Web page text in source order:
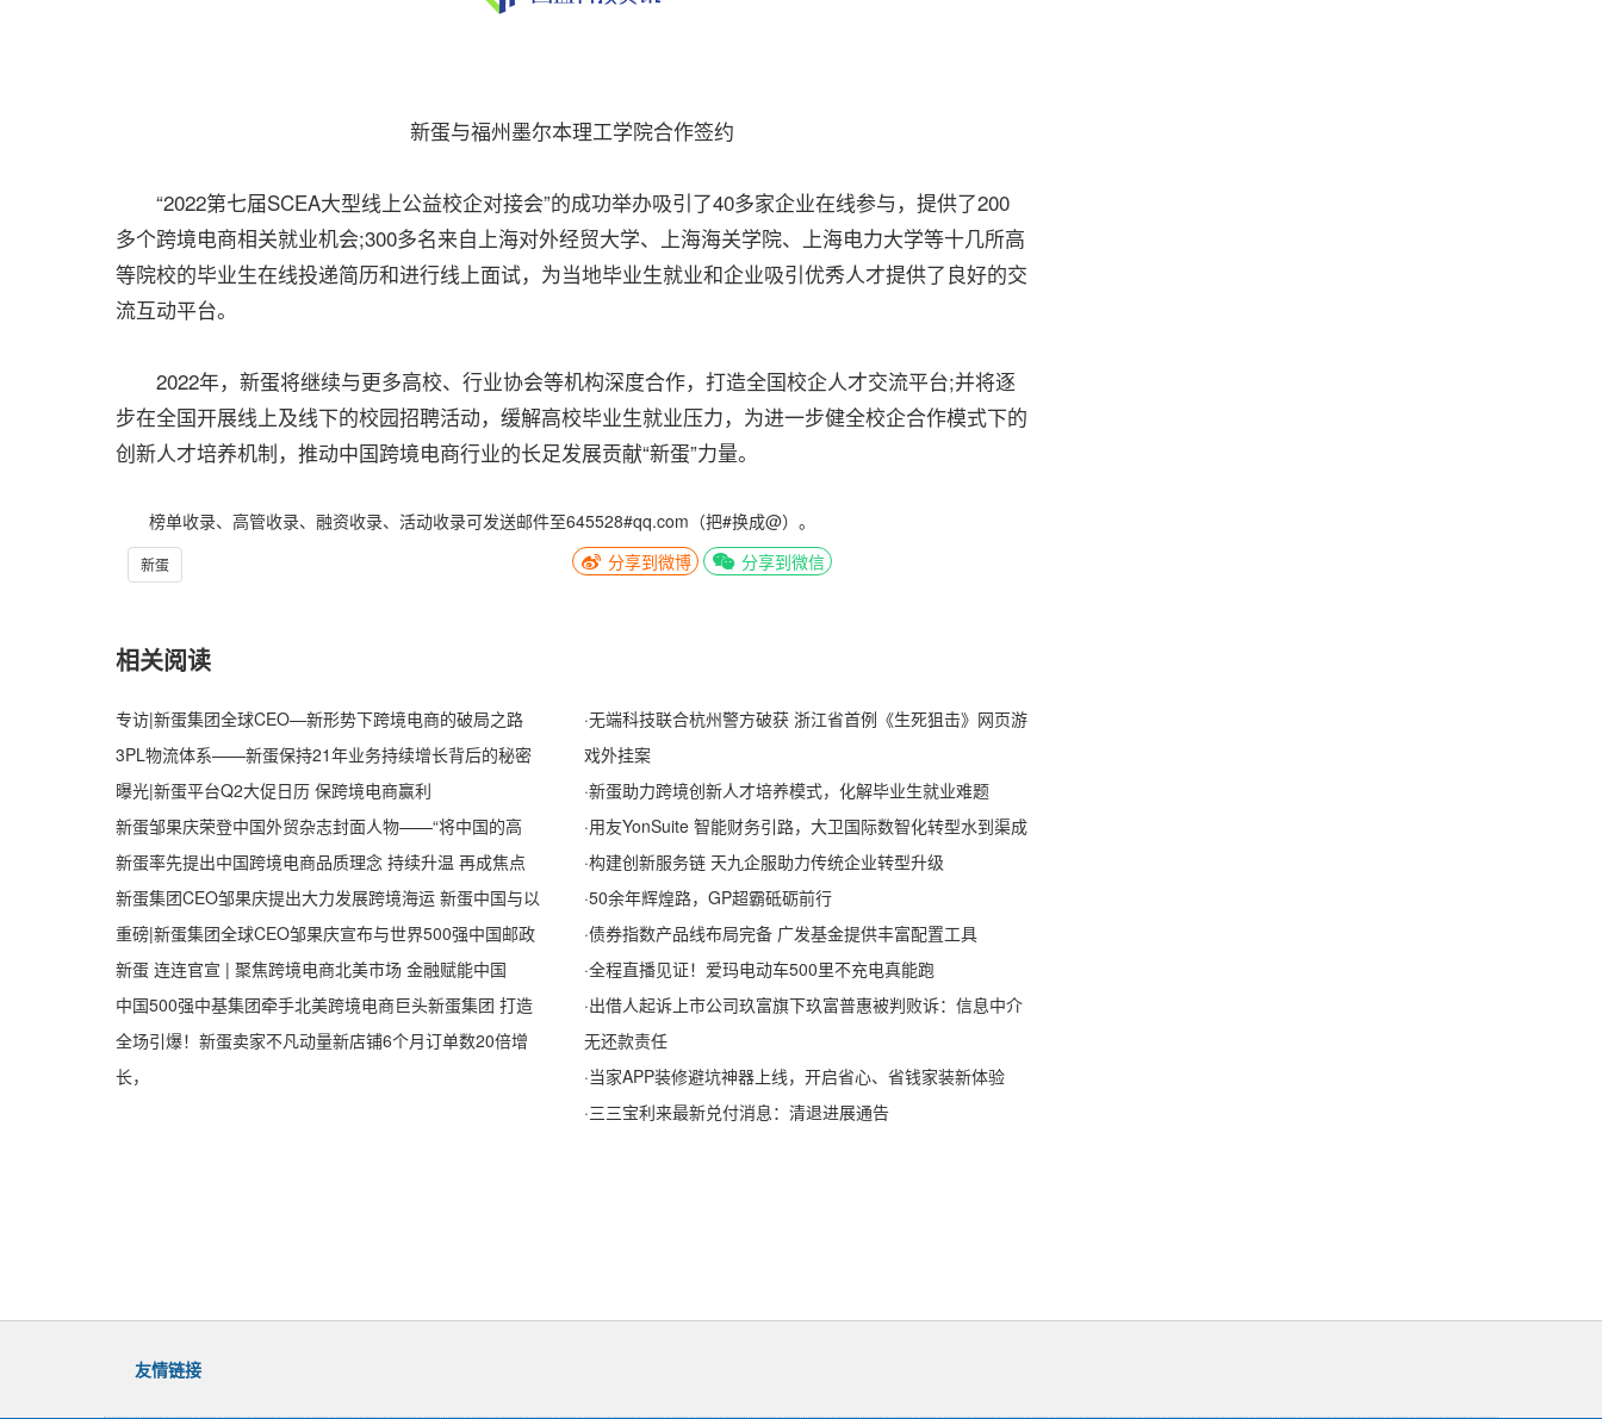
新蛋与福州墨尔本理工学院合作签约
“2022第七届SCEA大型线上公益校企对接会”的成功举办吸引了40多家企业在线参与，提供了200
多个跨境电商相关就业机会;300多名来自上海对外经贸大学、上海海关学院、上海电力大学等十几所高
等院校的毕业生在线投递简历和进行线上面试，为当地毕业生就业和企业吸引优秀人才提供了良好的交
流互动平台。
2022年，新蛋将继续与更多高校、行业协会等机构深度合作，打造全国校企人才交流平台;并将逐
步在全国开展线上及线下的校园招聘活动，缓解高校毕业生就业压力，为进一步健全校企合作模式下的
创新人才培养机制，推动中国跨境电商行业的长足发展贡献“新蛋”力量。
榜单收录、高管收录、融资收录、活动收录可发送邮件至645528#qq.com（把#换成@）。
新蛋 分享到微博 分享到微信
相关阅读
专访|新蛋集团全球CEO—新形势下跨境电商的破局之路
3PL物流体系——新蛋保持21年业务持续增长背后的秘密
曝光|新蛋平台Q2大促日历 保跨境电商赢利
新蛋邹果庆荣登中国外贸杂志封面人物——“将中国的高
新蛋率先提出中国跨境电商品质理念 持续升温 再成焦点
新蛋集团CEO邹果庆提出大力发展跨境海运 新蛋中国与以
重磅|新蛋集团全球CEO邹果庆宣布与世界500强中国邮政
新蛋 连连官宣 | 聚焦跨境电商北美市场 金融赋能中国
中国500强中基集团牵手北美跨境电商巨头新蛋集团 打造
全场引爆！新蛋卖家不凡动量新店铺6个月订单数20倍增
长，
·无端科技联合杭州警方破获 浙江省首例《生死狙击》网页游
戏外挂案
·新蛋助力跨境创新人才培养模式，化解毕业生就业难题
·用友YonSuite 智能财务引路，大卫国际数智化转型水到渠成
·构建创新服务链 天九企服助力传统企业转型升级
·50余年辉煌路，GP超霸砥砺前行
·债券指数产品线布局完备 广发基金提供丰富配置工具
·全程直播见证！爱玛电动车500里不充电真能跑
·出借人起诉上市公司玖富旗下玖富普惠被判败诉：信息中介
无还款责任
·当家APP装修避坑神器上线，开启省心、省钱家装新体验
·三三宝利来最新兑付消息：清退进展通告
友情链接